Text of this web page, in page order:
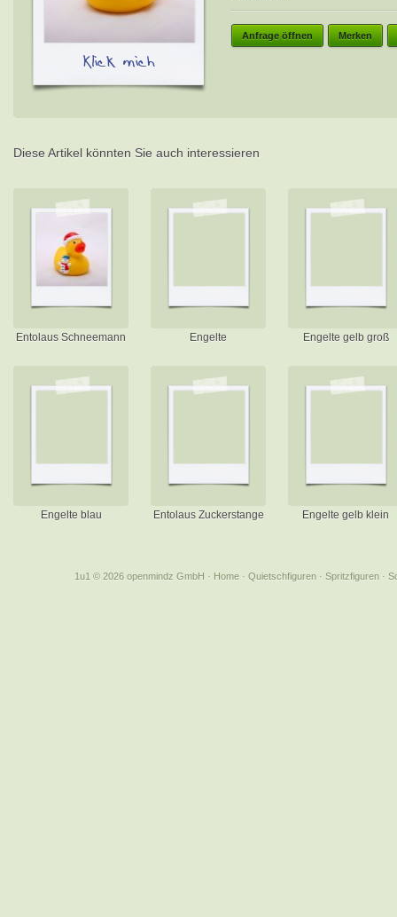
Klick mich
Anfrage öffnen Merken
Diese Artikel könnten Sie auch interessieren
Entolaus Schneemann Engelte Engelte gelb groß
Engelte blau Entolaus Zuckerstange Engelte gelb klein
1u1 © 2026 openmindz GmbH · Home · Quietschfiguren · Spritzfiguren ·